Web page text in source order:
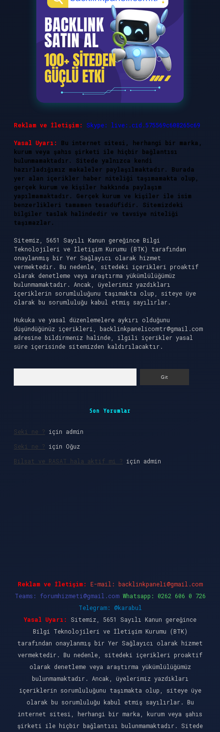
Reklam ve İletişim: Skype: live:.cid.575569c608265c69
Yasal Uyarı:
Bu internet sitesi, herhangi bir marka,
kurum veya şahıs şirketi ile hiçbir bağlantısı
bulunmamaktadır. Sitede yalnızca kendi
hazırladığımız makaleler paylaşılmaktadır. Burada
yer alan içerikler haber niteliği taşımamakta olup,
gerçek kurum ve kişiler hakkında paylaşım
yapılmamaktadır. Gerçek kurum ve kişiler ile isim
benzerlikleri tamamen tesadüfidir. Sitemizdeki
bilgiler taslak halindedir ve tavsiye niteliği
taşımazlar.
Sitemiz, 5651 Sayılı Kanun gereğince Bilgi
Teknolojileri ve İletişim Kurumu (BTK) tarafından
onaylanmış bir Yer Sağlayıcı olarak hizmet
vermektedir. Bu nedenle, sitedeki içerikleri proaktif
olarak denetleme veya araştırma yükümlülüğümüz
bulunmamaktadır. Ancak, üyelerimiz yazdıkları
içeriklerin sorumluluğunu taşımakta olup, siteye üye
olarak bu sorumluluğu kabul etmiş sayılırlar.
Hukuka ve yasal düzenlemelere aykırı olduğunu
düşündüğünüz içerikleri, backlinkpanelicomtr@gmail.com
adresine bildirmeniz halinde, ilgili içerikler yasal
süre içerisinde sitemizden kaldırılacaktır.
Son Yorumlar
Seki ne ? için admin
Seki ne ? için Oğuz
Bilsat ve RASAT hala aktif mi ? için admin
Reklam ve İletişim: E-mail: backlinkpaneli@gmail.com
Teams: forumhizmeti@gmail.com Whatsapp: 0262 606 0 726
Telegram: @karabul
Yasal Uyarı:
Sitemiz, 5651 Sayılı Kanun gereğince
Bilgi Teknolojileri ve İletişim Kurumu (BTK)
tarafından onaylanmış bir Yer Sağlayıcı olarak hizmet
vermektedir. Bu nedenle, sitedeki içerikleri proaktif
olarak denetleme veya araştırma yükümlülüğümüz
bulunmamaktadır. Ancak, üyelerimiz yazdıkları
içeriklerin sorumluluğunu taşımakta olup, siteye üye
olarak bu sorumluluğu kabul etmiş sayılırlar. Bu
internet sitesi, herhangi bir marka, kurum veya şahıs
şirketi ile hiçbir bağlantısı bulunmamaktadır. Sitede